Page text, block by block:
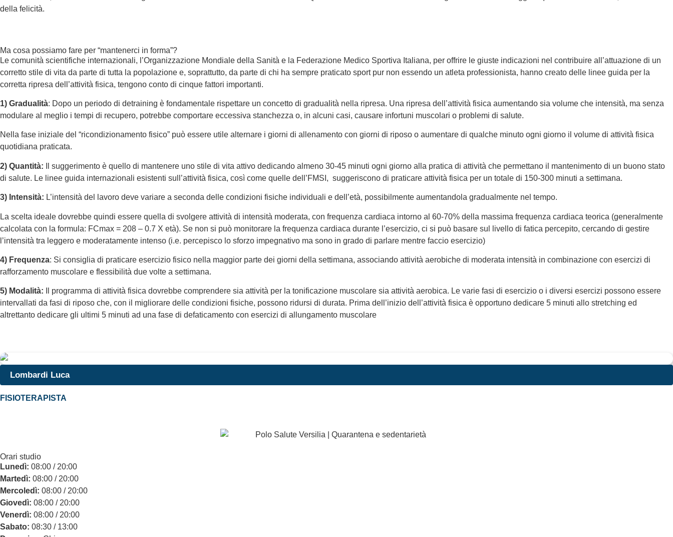
della felicità.
Ma cosa possiamo fare per “mantenerci in forma”?
Le comunità scientifiche internazionali, l’Organizzazione Mondiale della Sanità e la Federazione Medico Sportiva Italiana, per offrire le giuste indicazioni nel contribuire all’attuazione di un
corretto stile di vita da parte di tutta la popolazione e, soprattutto, da parte di chi ha sempre praticato sport pur non essendo un atleta professionista, hanno creato delle linee guida per la
corretta ripresa dell’attività fisica, tengono conto di cinque fattori importanti.
1) Gradualità: Dopo un periodo di detraining è fondamentale rispettare un concetto di gradualità nella ripresa. Una ripresa dell’attività fisica aumentando sia volume che intensità, ma senza
modulare al meglio i tempi di recupero, potrebbe comportare eccessiva stanchezza o, in alcuni casi, causare infortuni muscolari o problemi di salute.
Nella fase iniziale del “ricondizionamento fisico” può essere utile alternare i giorni di allenamento con giorni di riposo o aumentare di qualche minuto ogni giorno il volume di attività fisica
quotidiana praticata.
2) Quantità: Il suggerimento è quello di mantenere uno stile di vita attivo dedicando almeno 30-45 minuti ogni giorno alla pratica di attività che permettano il mantenimento di un buono stato
di salute. Le linee guida internazionali esistenti sull’attività fisica, così come quelle dell’FMSI, suggeriscono di praticare attività fisica per un totale di 150-300 minuti a settimana.
3) Intensità: L’intensità del lavoro deve variare a seconda delle condizioni fisiche individuali e dell’età, possibilmente aumentandola gradualmente nel tempo.
La scelta ideale dovrebbe quindi essere quella di svolgere attività di intensità moderata, con frequenza cardiaca intorno al 60-70% della massima frequenza cardiaca teorica (generalmente
calcolata con la formula: FCmax = 208 – 0.7 X età). Se non si può monitorare la frequenza cardiaca durante l’esercizio, ci si può basare sul livello di fatica percepito, cercando di gestire
l’intensità tra leggero e moderatamente intenso (i.e. percepisco lo sforzo impegnativo ma sono in grado di parlare mentre faccio esercizio)
4) Frequenza: Si consiglia di praticare esercizio fisico nella maggior parte dei giorni della settimana, associando attività aerobiche di moderata intensità in combinazione con esercizi di
rafforzamento muscolare e flessibilità due volte a settimana.
5) Modalità: Il programma di attività fisica dovrebbe comprendere sia attività per la tonificazione muscolare sia attività aerobica. Le varie fasi di esercizio o i diversi esercizi possono essere
intervallati da fasi di riposo che, con il migliorare delle condizioni fisiche, possono ridursi di durata. Prima dell’inizio dell’attività fisica è opportuno dedicare 5 minuti allo stretching ed
altrettanto dedicare gli ultimi 5 minuti ad una fase di defaticamento con esercizi di allungamento muscolare
Lombardi Luca
FISIOTERAPISTA
Orari studio
Lunedì: 08:00 / 20:00
Martedì: 08:00 / 20:00
Mercoledì: 08:00 / 20:00
Giovedì: 08:00 / 20:00
Venerdì: 08:00 / 20:00
Sabato: 08:30 / 13:00